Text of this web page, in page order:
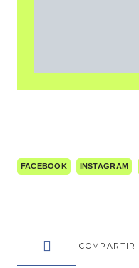
FACEBOOK INSTAGRAM
COMPARTIR